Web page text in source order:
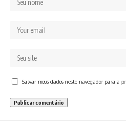
Salvar meus dados neste navegador para a